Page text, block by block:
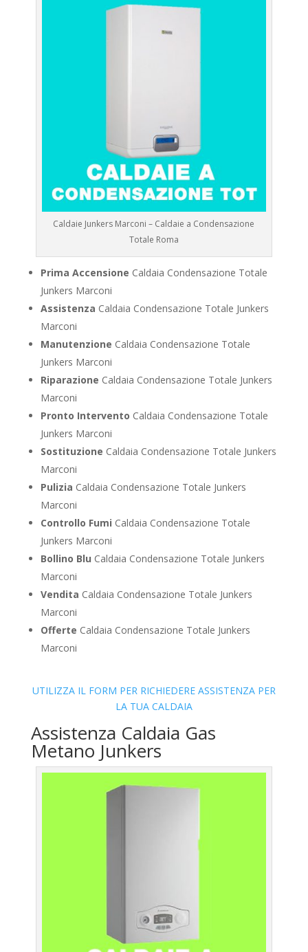
Caldaie Junkers Marconi – Caldaie a Condensazione
Totale Roma
Prima Accensione Caldaia Condensazione Totale
Junkers Marconi
Assistenza Caldaia Condensazione Totale Junkers
Marconi
Manutenzione Caldaia Condensazione Totale
Junkers Marconi
Riparazione Caldaia Condensazione Totale Junkers
Marconi
Pronto Intervento Caldaia Condensazione Totale
Junkers Marconi
Sostituzione Caldaia Condensazione Totale Junkers
Marconi
Pulizia Caldaia Condensazione Totale Junkers
Marconi
Controllo Fumi Caldaia Condensazione Totale
Junkers Marconi
Bollino Blu Caldaia Condensazione Totale Junkers
Marconi
Vendita Caldaia Condensazione Totale Junkers
Marconi
Offerte Caldaia Condensazione Totale Junkers
Marconi
UTILIZZA IL FORM PER RICHIEDERE ASSISTENZA PER
LA TUA CALDAIA
Assistenza Caldaia Gas
Metano Junkers